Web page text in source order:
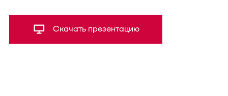
Скачать презентацию